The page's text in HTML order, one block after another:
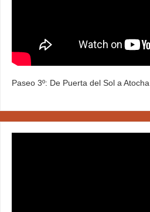
Paseo 3º: De Puerta del Sol a Atocha